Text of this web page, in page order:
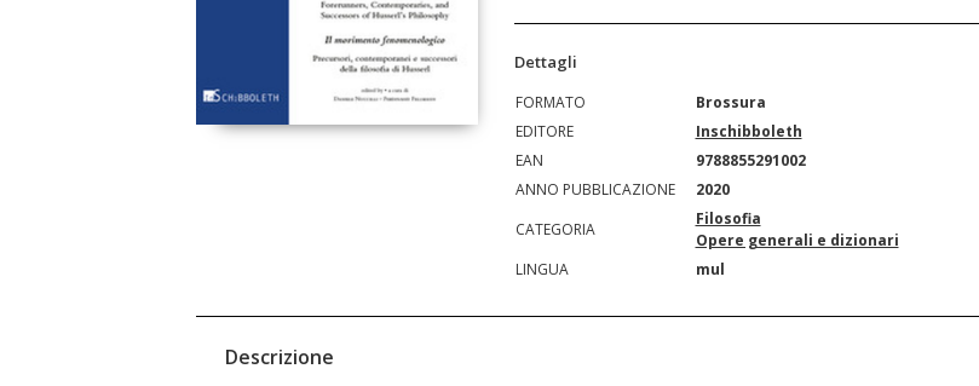
Dettagli
FORMATO
Brossura
EDITORE
Inschibboleth
EAN
9788855291002
ANNO PUBBLICAZIONE
2020
CATEGORIA
Filosofia
Opere generali e dizionari
LINGUA
mul
Descrizione